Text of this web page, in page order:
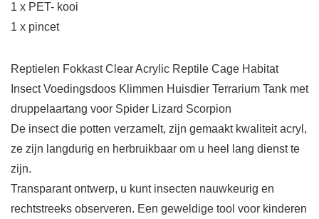
1 x PET- kooi
1 x pincet
Reptielen Fokkast Clear Acrylic Reptile Cage Habitat
Insect Voedingsdoos Klimmen Huisdier Terrarium Tank met
druppelaartang voor Spider Lizard Scorpion
De insect die potten verzamelt, zijn gemaakt kwaliteit acryl,
ze zijn langdurig en herbruikbaar om u heel lang dienst te
zijn.
Transparant ontwerp, u kunt insecten nauwkeurig en
rechtstreeks observeren. Een geweldige tool voor kinderen